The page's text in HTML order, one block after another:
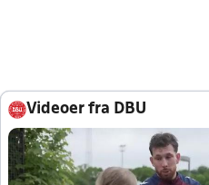
Videoer fra DBU